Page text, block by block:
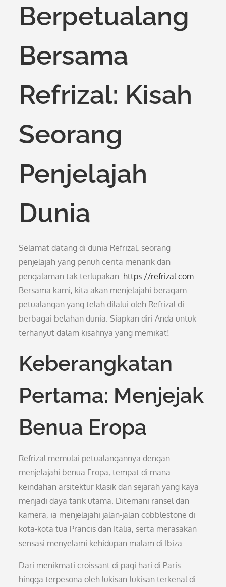
Berpetualang
Bersama
Refrizal: Kisah
Seorang
Penjelajah
Dunia
Selamat datang di dunia Refrizal, seorang
penjelajah yang penuh cerita menarik dan
pengalaman tak terlupakan. https://refrizal.com
Bersama kami, kita akan menjelajahi beragam
petualangan yang telah dilalui oleh Refrizal di
berbagai belahan dunia. Siapkan diri Anda untuk
terhanyut dalam kisahnya yang memikat!
Keberangkatan
Pertama: Menjejak
Benua Eropa
Refrizal memulai petualangannya dengan
menjelajahi benua Eropa, tempat di mana
keindahan arsitektur klasik dan sejarah yang kaya
menjadi daya tarik utama. Ditemani ransel dan
kamera, ia menjelajahi jalan-jalan cobblestone di
kota-kota tua Prancis dan Italia, serta merasakan
sensasi menyelami kehidupan malam di Ibiza.
Dari menikmati croissant di pagi hari di Paris
hingga terpesona oleh lukisan-lukisan terkenal di